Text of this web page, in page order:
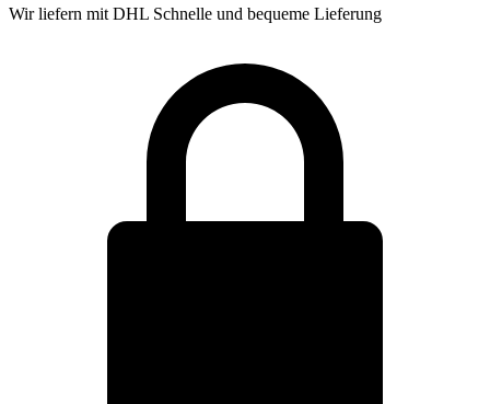
Wir liefern mit DHL Schnelle und bequeme Lieferung